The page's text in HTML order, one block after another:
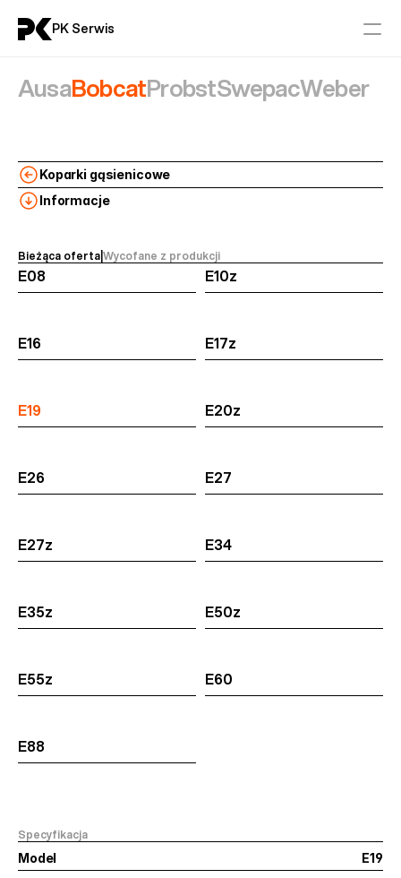
AusaBobcatProbstSwepacWeber
Koparki gąsienicowe
Informacje
Bieżąca ofertaWycofane z produkcji
Model
E19
Specyfikacja
E08 E10z
E16 E17z
E19 E20z
E26 E27
E27z E34
E35z E50z
E55z E60
E88
PK Serwis
Aktualności
Serwis
PROBST
SWEPAC
Maszyny Budowlane